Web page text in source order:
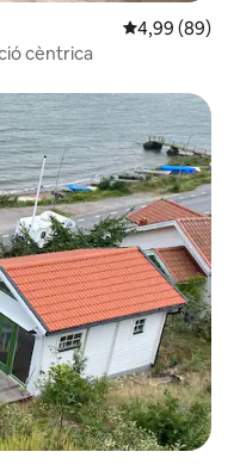
4,99 de
4,99 (89)
cèntrica